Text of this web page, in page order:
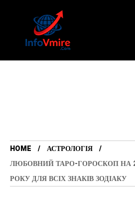
HOME
АСТРОЛОГІЯ
ЛЮБОВНИЙ ТАРО-ГОРОСКОП НА
РОКУ ДЛЯ ВСІХ ЗНАКІВ ЗОДІАКУ